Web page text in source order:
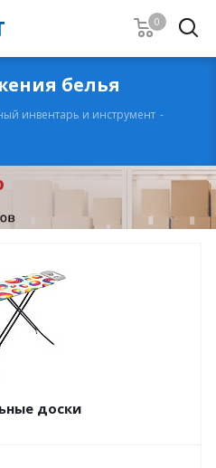
0
белья
инвентарь и инструмент -
доски